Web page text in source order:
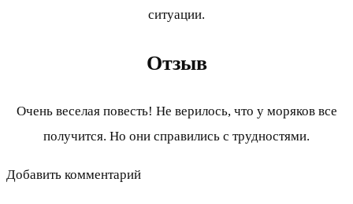
ситуации.
Отзыв
Очень веселая повесть! Не верилось, что у моряков все
получится. Но они справились с трудностями.
Добавить комментарий